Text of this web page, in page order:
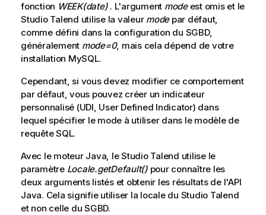
fonction WEEK(date) . L'argument modeest omis et le
Studio Talend utilise la valeur modepar défaut,
comme défini dans la configuration du SGBD,
généralement mode=0, mais cela dépend de votre
installation MySQL.
Cependant, si vous devez modifier ce comportement
par défaut, vous pouvez créer un indicateur
personnalisé (UDI, User Defined Indicator) dans
lequel spécifier le mode à utiliser dans le modèle de
requête SQL.
Avec le moteur Java, leStudio Talend utilise le
paramètre Locale.getDefault() pour connaître les
deux arguments listés et obtenir les résultats de l'API
Java. Cela signifie utiliser la locale du Studio Talend
et non celle du SGBD.